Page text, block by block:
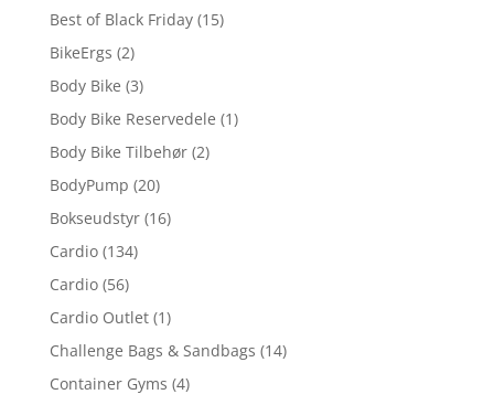
Best of Black Friday (15)
BikeErgs (2)
Body Bike (3)
Body Bike Reservedele (1)
Body Bike Tilbehør (2)
BodyPump (20)
Bokseudstyr (16)
Cardio (134)
Cardio (56)
Cardio Outlet (1)
Challenge Bags & Sandbags (14)
Container Gyms (4)